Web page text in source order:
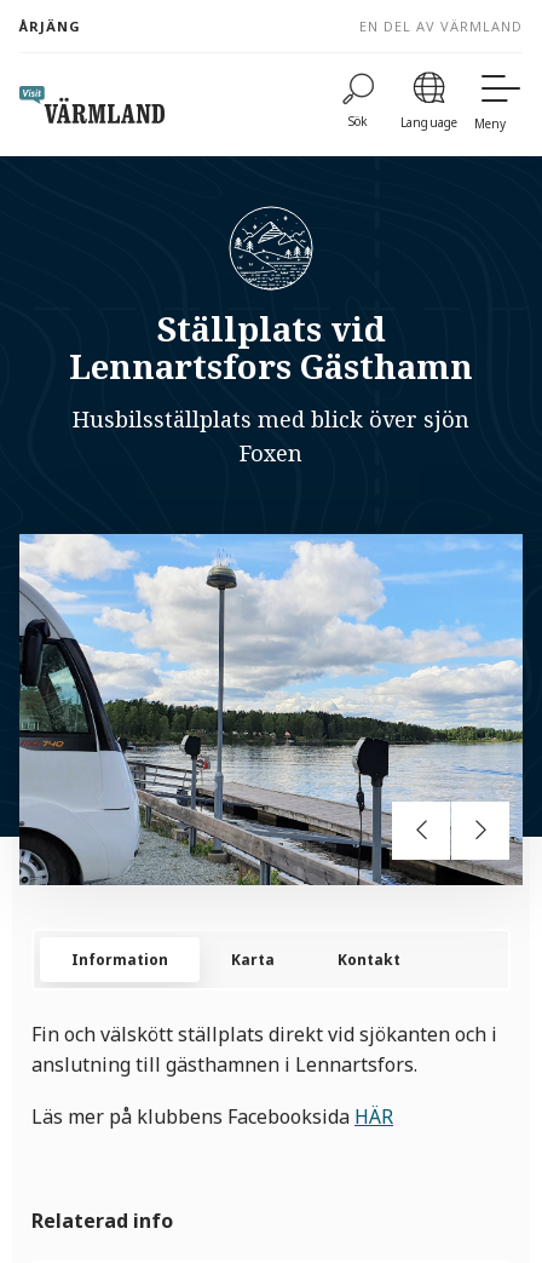
content
ÅRJÄNG EN DEL AV VÄRMLAND
Sök Language Meny
Ställplats vid
Lennartsfors Gästhamn
Husbilsställplats med blick över sjön
Foxen
Information Karta Kontakt
Fin och välskött ställplats direkt vid sjökanten och i
anslutning till gästhamnen i Lennartsfors.
Läs mer på klubbens Facebooksida HÄR
Relaterad info